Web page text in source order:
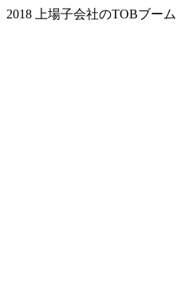
2018 上場子会社のTOBブーム